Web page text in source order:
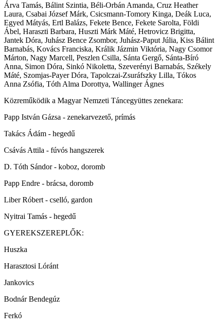
Árva Tamás, Bálint Szintia, Béli-Orbán Amanda, Cruz Heather
Laura, Csabai József Márk, Csicsmann-Tomory Kinga, Deák Luca,
Egyed Mátyás, Ertl Balázs, Fekete Bence, Fekete Sarolta, Földi
Ábel, Haraszti Barbara, Huszti Márk Máté, Hetrovicz Brigitta,
Jantek Dóra, Juhász Bence Zsombor, Juhász-Paput Júlia, Kiss Bálint
Barnabás, Kovács Franciska, Králik Jázmin Viktória, Nagy Csomor
Márton, Nagy Marcell, Peszlen Csilla, Sánta Gergő, Sánta-Bíró
Anna, Simon Dóra, Sinkó Nikoletta, Szeverényi Barnabás, Székely
Máté, Szomjas-Payer Dóra, Tapolczai-Zsuráfszky Lilla, Tókos
Anna Zsófia, Tóth Alma Dorottya, Wallinger Ágnes
Közreműködik a Magyar Nemzeti Táncegyüttes zenekara:
Papp István Gázsa - zenekarvezető, prímás
Takács Ádám - hegedű
Csávás Attila - fúvós hangszerek
D. Tóth Sándor - koboz, doromb
Papp Endre - brácsa, doromb
Liber Róbert - cselló, gardon
Nyitrai Tamás - hegedű
GYEREKSZEREPLŐK:
Huszka
Harasztosi Lóránt
Jankovics
Bodnár Bendegúz
Ferkó